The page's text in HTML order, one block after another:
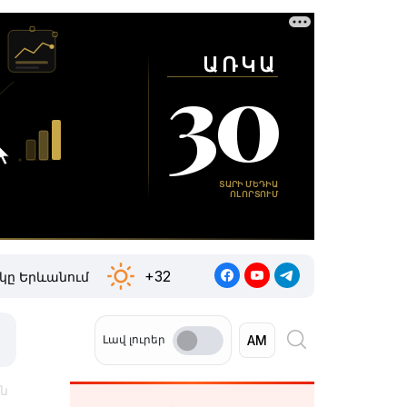
Երևանում +32
Լավ լուրեր